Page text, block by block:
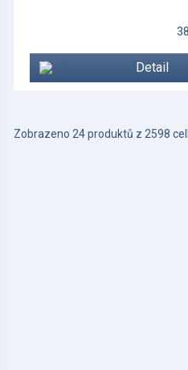
Detail
Zobrazeno 24 produktů z 2598